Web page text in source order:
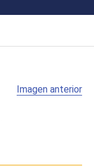
Imagen anterior